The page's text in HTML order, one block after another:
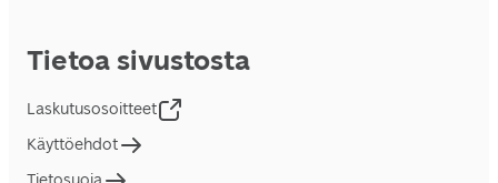
Tietoa sivustosta
Laskutusosoitteet
Käyttöehdot